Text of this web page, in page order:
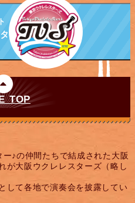
ーズ
TOP
♪の仲間たちで結成された大阪
が大阪ウクレレスターズ（略し
して各地で演奏会を披露してい